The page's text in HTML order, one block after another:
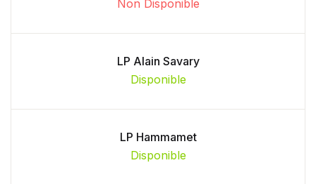
Non Disponible
LP Alain Savary
Disponible
LP Hammamet
Disponible